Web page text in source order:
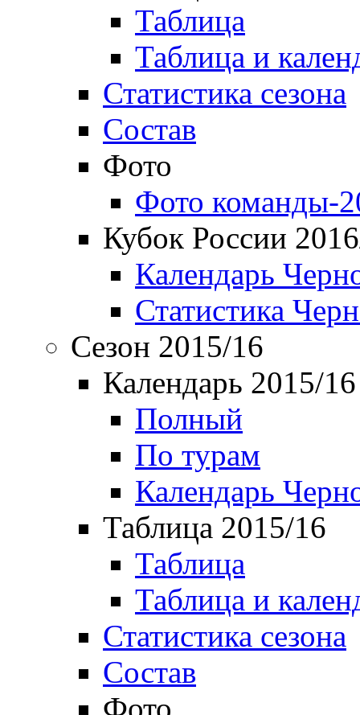
Таблица
Таблица и
Статистика сезона
Состав
Фото
Фото команды-
Кубок России
Календарь
Статистика
Сезон 2015/16
Календарь 2015/16
Полный
По турам
Календарь
Таблица 2015/16
Таблица
Таблица и
Статистика сезона
Состав